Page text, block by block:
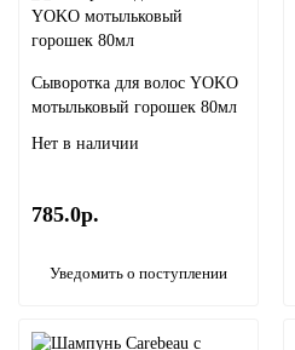
Сыворотка для волос YOKO
мотыльковый горошек 80мл
Нет в наличии
785.0р.
Уведомить о поступлении